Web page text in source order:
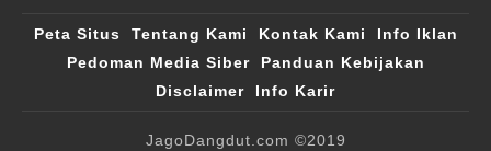
Peta Situs Tentang Kami Kontak Kami
Info Iklan
Pedoman Media Siber
Panduan Kebijakan
Disclaimer
Info Karir
JagoDangdut.com ©2019